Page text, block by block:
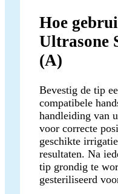
Hoe
Ultrasone
(A)
Bevestig de tip
compatibele
handleiding van
voor correcte
geschikte
resultaten. Na
tip grondig te
gesteriliseerd